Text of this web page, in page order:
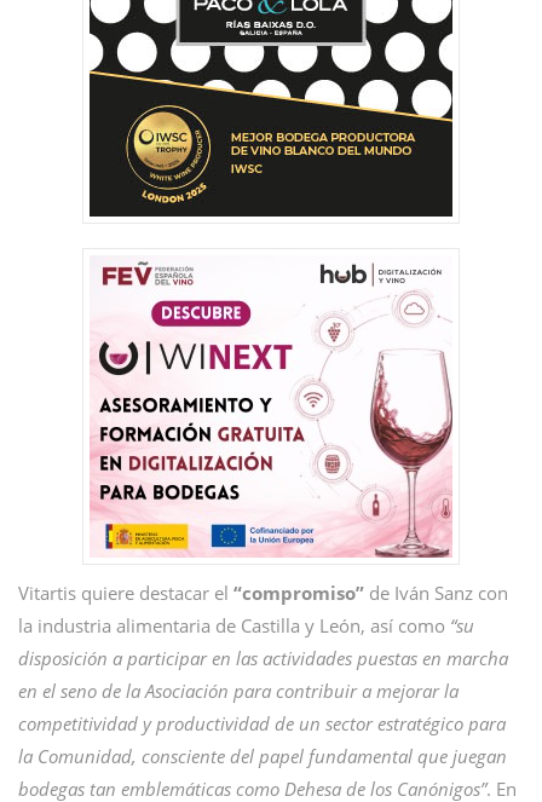
Vitartis quiere destacar el “compromiso” de Iván Sanz con
la industria alimentaria de Castilla y León, así como “su
disposición a participar en las actividades puestas en marcha
en el seno de la Asociación para contribuir a mejorar la
competitividad y productividad de un sector estratégico para
la Comunidad, consciente del papel fundamental que juegan
bodegas tan emblemáticas como Dehesa de los Canónigos”. En